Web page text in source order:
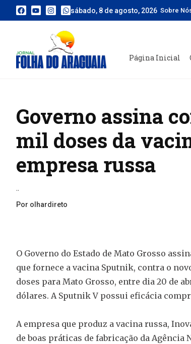
sábado, 8 de agosto, 2026 Sobre
Página Inicial
Governo assina
mil doses da
empresa russa
..
Por olhardireto
O Governo do Estado de Mato Grosso
que fornece a vacina Sputnik, contra o
doses para Mato Grosso, entre dia 20 de
dólares. A Sputnik V possui eficácia
A empresa que produz a vacina russa,
de boas práticas de fabricação da